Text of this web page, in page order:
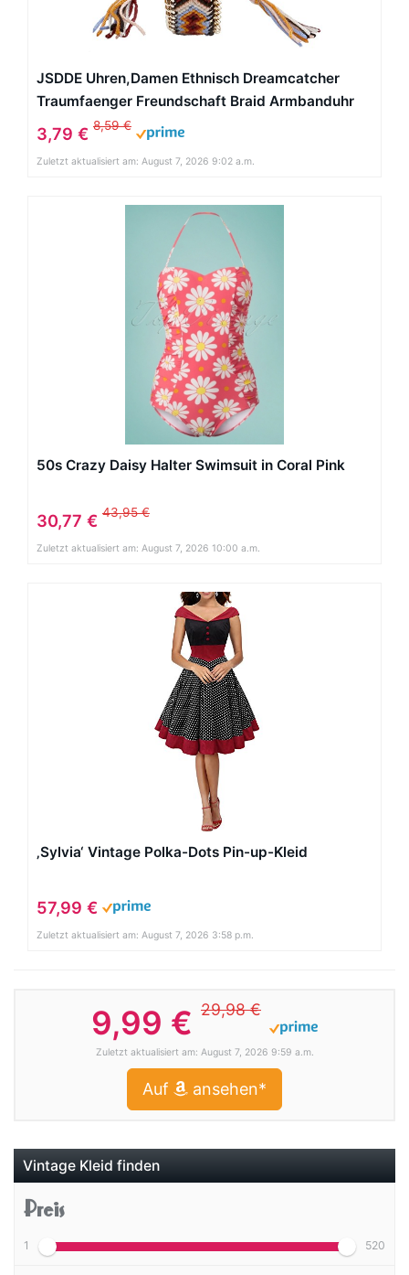
JSDDE Uhren,Damen Ethnisch Dreamcatcher
Traumfaenger Freundschaft Braid Armbanduhr
gewebte Seil Band Quarzuhr,Orange+Schwarz
3,79 € 8,59 €
Zuletzt aktualisiert am: August 7, 2026 9:02 a.m.
50s Crazy Daisy Halter Swimsuit in Coral Pink
30,77 € 43,95 €
Zuletzt aktualisiert am: August 7, 2026 10:00 a.m.
‚Sylvia‘ Vintage Polka-Dots Pin-up-Kleid
57,99 €
Zuletzt aktualisiert am: August 7, 2026 3:58 p.m.
9,99 € 29,98 €
Zuletzt aktualisiert am: August 7, 2026 9:59 a.m.
Auf ansehen*
Vintage Kleid finden
Preis
1 520